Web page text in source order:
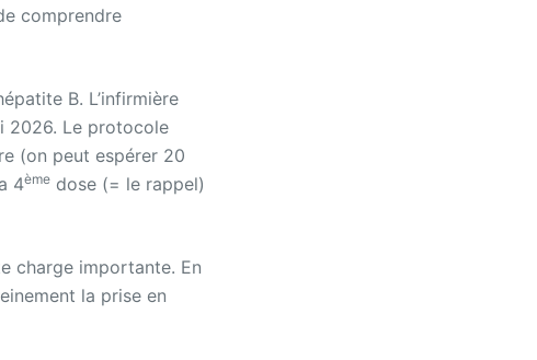
comprendre
B. L’infirmière
2026. Le protocole
(on peut espérer 20
4ème dose (= le rappel)
charge importante. En
la prise en